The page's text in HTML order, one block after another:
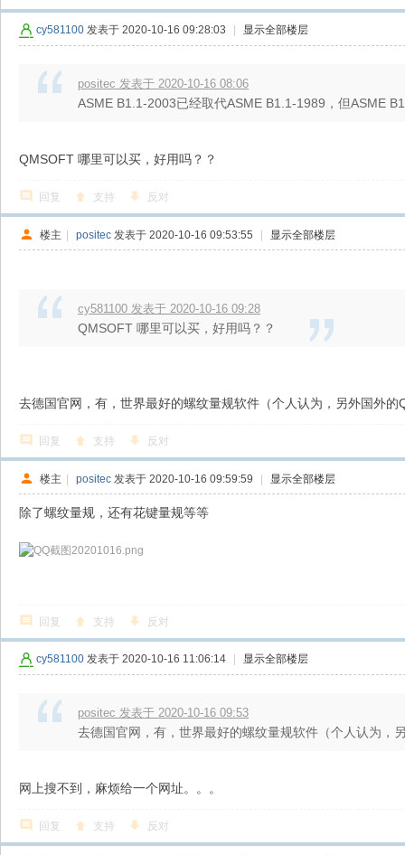
cy581100 发表于 2020-10-16 09:28:03 显示全部楼层
positec 发表于 2020-10-16 08:06
ASME B1.1-2003已经取代ASME B1.1-1989，但ASME
QMSOFT 哪里可以买，好用吗？？
回复 支持 反对
楼主 | positec 发表于 2020-10-16 09:53:55 | 显示全部楼层
cy581100 发表于 2020-10-16 09:28
QMSOFT 哪里可以买，好用吗？？
去德国官网，有，世界最好的螺纹量规软件（个人认为，另外国外
回复 支持 反对
楼主 | positec 发表于 2020-10-16 09:59:59 | 显示全部楼层
除了螺纹量规，还有花键量规等等
回复 支持 反对
cy581100 发表于 2020-10-16 11:06:14 显示全部楼层
positec 发表于 2020-10-16 09:53
去德国官网，有，世界最好的螺纹量规软件（个人认为，
网上搜不到，麻烦给一个网址。。。
回复 支持 反对